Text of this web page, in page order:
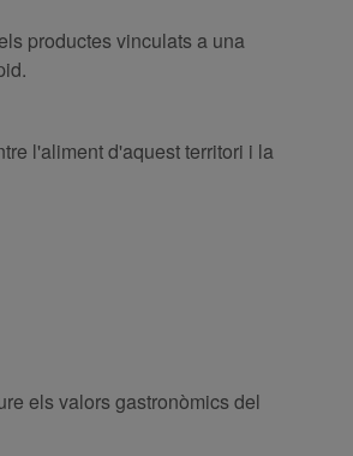
productes vinculats a una
l'aliment d'aquest territori i la
els valors gastronòmics del